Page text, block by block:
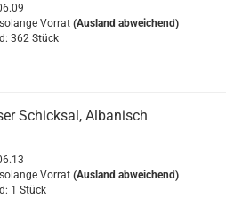
Vorrat (Ausland abweichend)
362 Stück
Schicksal, Albanisch
Vorrat (Ausland abweichend)
1 Stück